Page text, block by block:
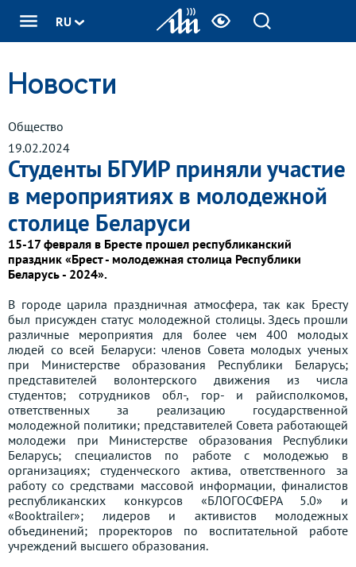
RU
Новости
Общество
19.02.2024
Студенты БГУИР приняли участие
в мероприятиях в молодежной
столице Беларуси
15-17 февраля в Бресте прошел республиканский
праздник «Брест - молодежная столица Республики
Беларусь - 2024».
В городе царила праздничная атмосфера, так как Бресту
был присужден статус молодежной столицы. Здесь прошли
различные мероприятия для более чем 400 молодых
людей со всей Беларуси: членов Совета молодых ученых
при Министерстве образования Республики Беларусь;
представителей волонтерского движения из числа
студентов; сотрудников обл-, гор- и райисполкомов,
ответственных за реализацию государственной
молодежной политики; представителей Совета работающей
молодежи при Министерстве образования Республики
Беларусь; специалистов по работе с молодежью в
организациях; студенческого актива, ответственного за
работу со средствами массовой информации, финалистов
республиканских конкурсов «БЛОГОСФЕРА 5.0» и
«Booktrailer»; лидеров и активистов молодежных
объединений; проректоров по воспитательной работе
учреждений высшего образования.